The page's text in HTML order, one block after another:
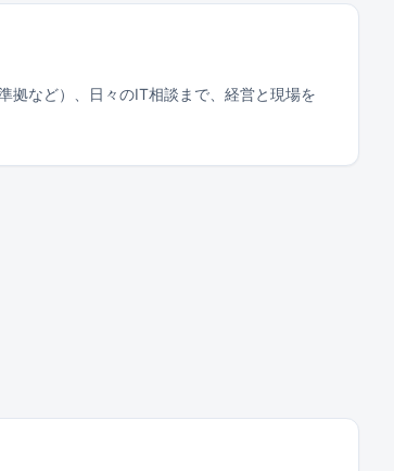
拠など）、日々のIT相談まで、経営と現場を